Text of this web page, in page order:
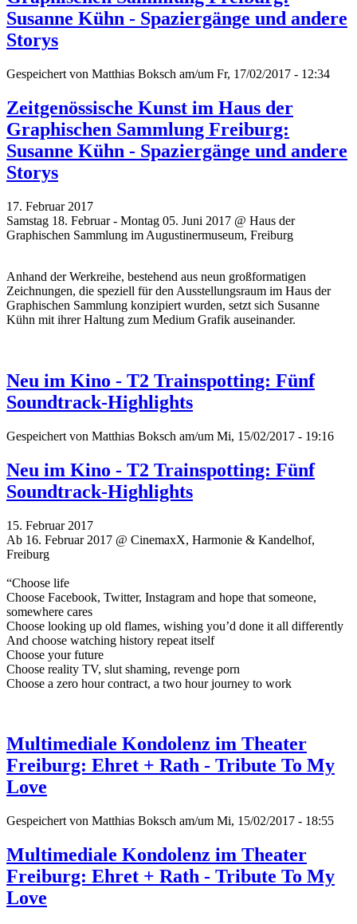
Susanne Kühn - Spaziergänge und andere
Storys
Gespeichert von Matthias Boksch am/um Fr, 17/02/2017 - 12:34
Zeitgenössische Kunst im Haus der
Graphischen Sammlung Freiburg:
Susanne Kühn - Spaziergänge und andere
Storys
17. Februar 2017
Samstag 18. Februar - Montag 05. Juni 2017 @ Haus der
Graphischen Sammlung im Augustinermuseum, Freiburg
Anhand der Werkreihe, bestehend aus neun großformatigen
Zeichnungen, die speziell für den Ausstellungsraum im Haus der
Graphischen Sammlung konzipiert wurden, setzt sich Susanne
Kühn mit ihrer Haltung zum Medium Grafik auseinander.
Neu im Kino - T2 Trainspotting: Fünf
Soundtrack-Highlights
Gespeichert von Matthias Boksch am/um Mi, 15/02/2017 - 19:16
Neu im Kino - T2 Trainspotting: Fünf
Soundtrack-Highlights
15. Februar 2017
Ab 16. Februar 2017 @ CinemaxX, Harmonie & Kandelhof,
Freiburg
“Choose life
Choose Facebook, Twitter, Instagram and hope that someone,
somewhere cares
Choose looking up old flames, wishing you’d done it all differently
And choose watching history repeat itself
Choose your future
Choose reality TV, slut shaming, revenge porn
Choose a zero hour contract, a two hour journey to work
Multimediale Kondolenz im Theater
Freiburg: Ehret + Rath - Tribute To My
Love
Gespeichert von Matthias Boksch am/um Mi, 15/02/2017 - 18:55
Multimediale Kondolenz im Theater
Freiburg: Ehret + Rath - Tribute To My
Love